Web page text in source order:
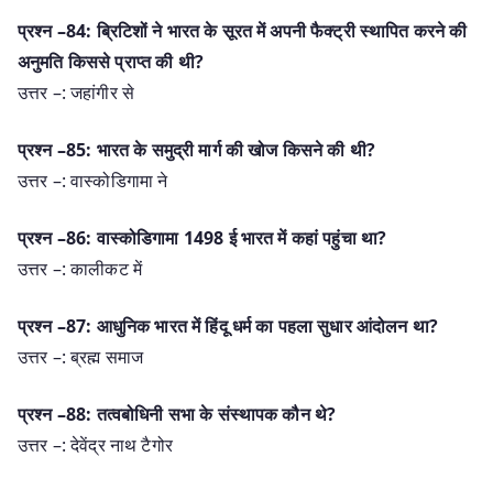
प्रश्न –84: ब्रिटिशों ने भारत के सूरत में अपनी फैक्ट्री स्थापित करने की
अनुमति किससे प्राप्त की थी?
उत्तर –: जहांगीर से
प्रश्न –85: भारत के समुद्री मार्ग की खोज किसने की थी?
उत्तर –: वास्कोडिगामा ने
प्रश्न –86: वास्कोडिगामा 1498 ई भारत में कहां पहुंचा था?
उत्तर –: कालीकट में
प्रश्न –87: आधुनिक भारत में हिंदू धर्म का पहला सुधार आंदोलन था?
उत्तर –: ब्रह्म समाज
प्रश्न –88: तत्वबोधिनी सभा के संस्थापक कौन थे?
उत्तर –: देवेंद्र नाथ टैगोर